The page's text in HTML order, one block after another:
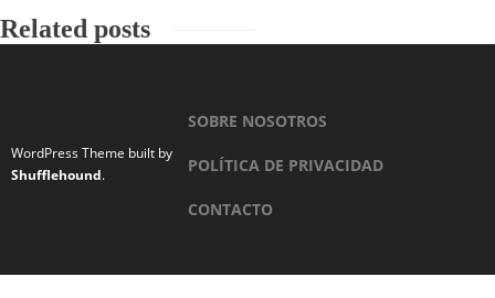
Related posts
WordPress Theme built by
Shufflehound.
SOBRE NOSOTROS
POLÍTICA DE PRIVACIDAD
CONTACTO